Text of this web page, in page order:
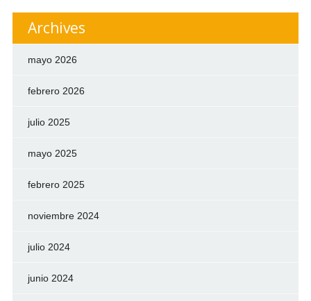
Archives
mayo 2026
febrero 2026
julio 2025
mayo 2025
febrero 2025
noviembre 2024
julio 2024
junio 2024